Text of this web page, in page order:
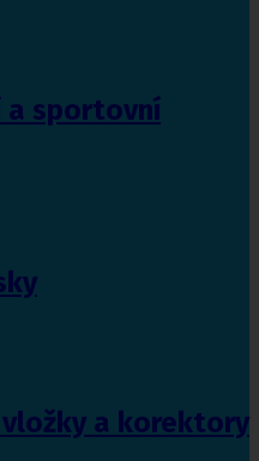
a sportovní
a korektory